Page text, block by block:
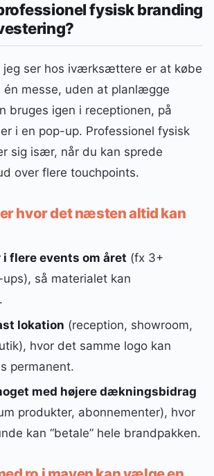
fysisk branding
jeg ser hos iværksættere er at købe
én messe, uden at planlægge
bruges igen i receptionen, på
i en pop-up. Professionel fysisk
sig især, når du kan sprede
over flere touchpoints.
hvor det næsten altid kan
i flere events om året (fx 3+
så materialet kan
lokation (reception, showroom,
hvor det samme logo kan
permanent.
med højere dækningsbidrag
produkter, abonnementer), hvor
kan “betale” hele brandpakken.